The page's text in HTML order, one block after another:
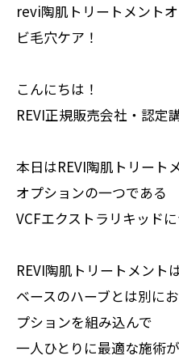
revi陶肌トリートメント
ビ毛穴ケア！
こんにちは！
REVI正規販売会社・認定
本日はREVI陶肌トリート
オプションの一つである
VCFエクストラリキッド
REVI陶肌トリートメント
ベースのハーブとは別に
プションを組み込んで
一人ひとりに最適な施術